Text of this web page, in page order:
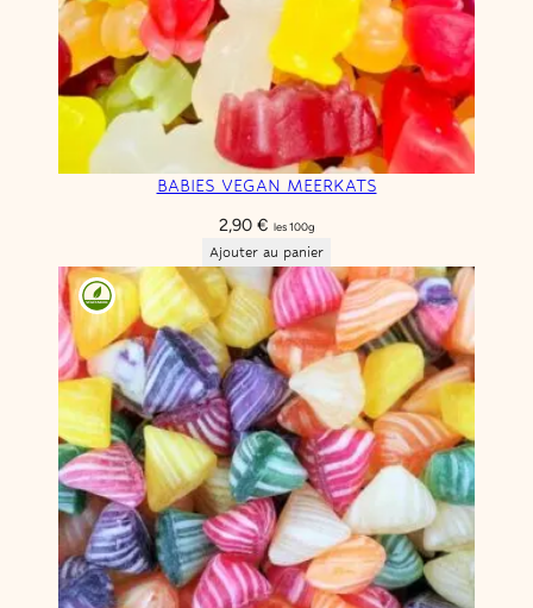
BABIES VEGAN MEERKATS
2,90 € les 100g
Ajouter au panier